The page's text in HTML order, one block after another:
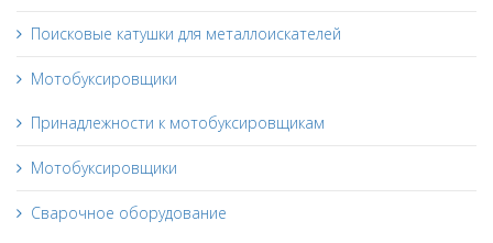
Поисковые катушки для металлоискателей
Мотобуксировщики
Принадлежности к мотобуксировщикам
Мотобуксировщики
Сварочное оборудование